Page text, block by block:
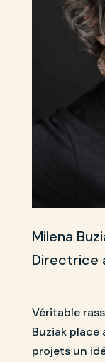
Milena
Directrice
Véritable
Buziak place
projets un